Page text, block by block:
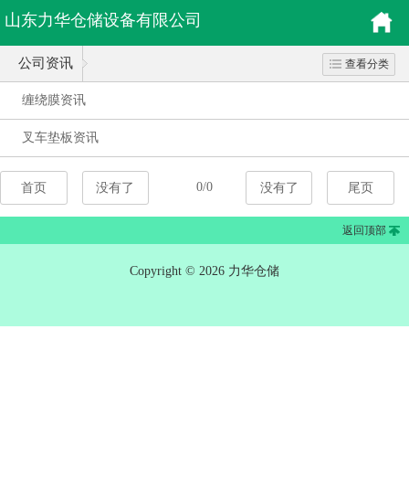
山东力华仓储设备有限公司
公司资讯 查看分类
缠绕膜资讯
叉车垫板资讯
首页 没有了 0/0 没有了 尾页
返回顶部
Copyright © 2026 力华仓储